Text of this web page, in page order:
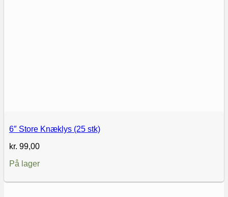
6″ Store Knæklys (25 stk)
kr. 99,00
På lager